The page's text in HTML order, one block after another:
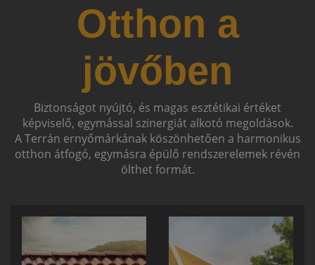
Otthon a
jövőben
Biztonságot nyújtó, és magas esztétikai értéket
képviselő, egymással szinergiát alkotó megoldások.
A Terrán ernyőmárkának köszönhetően a harmonikus
otthon átfogó, egymásra épülő rendszerelemek révén
ölthet formát.